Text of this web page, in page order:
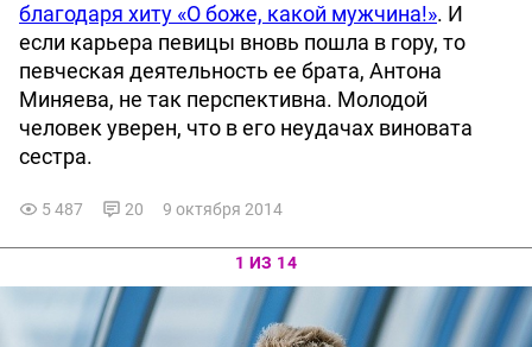
благодаря хиту «О боже, какой мужчина!». И
если карьера певицы вновь пошла в гору, то
певческая деятельность ее брата, Антона
Миняева, не так перспективна. Молодой
человек уверен, что в его неудачах виновата
сестра.
5 487 20 9 октября 2014
1 ИЗ 14